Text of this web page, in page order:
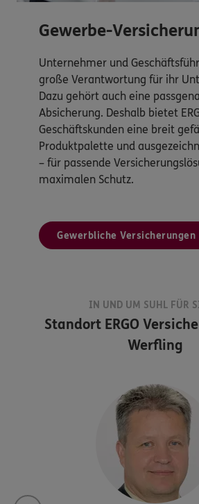
Gewerbe-
Unternehmer und
große Verantwortung für ihr
Dazu gehört auch eine
Absicherung. Deshalb bietet
Geschäftskunden eine breit
Produktpalette und
– für passende
maximalen Schutz.
Gewerbliche Versicherungen
IN UND UM SUHL FÜR
Standort ERGO
Werfling